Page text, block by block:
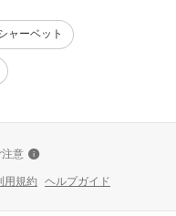
ャーベット
意
用規約 ヘルプガイド